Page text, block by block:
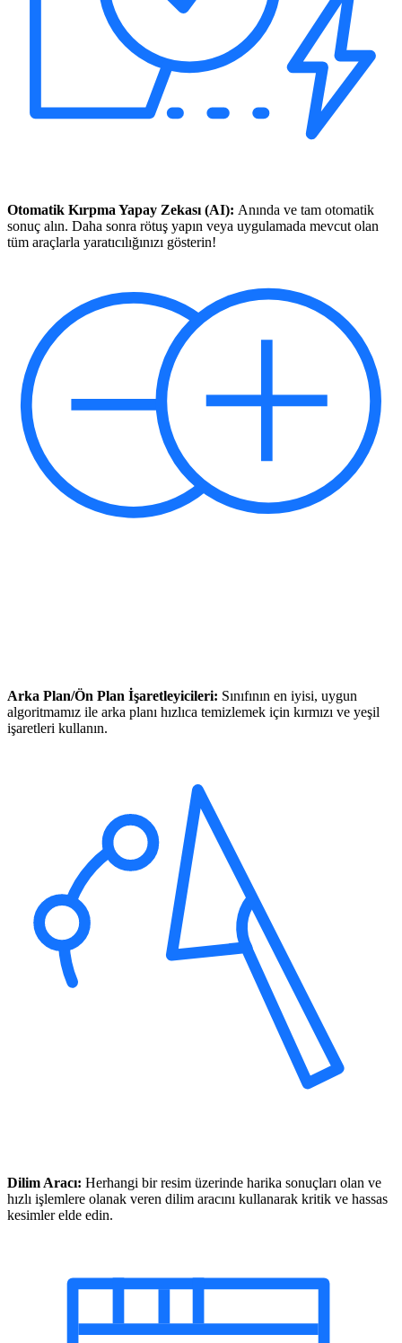
Otomatik Kırpma Yapay Zekası (AI): Anında ve tam otomatik
sonuç alın. Daha sonra rötuş yapın veya uygulamada mevcut olan
tüm araçlarla yaratıcılığınızı gösterin!
Arka Plan/Ön Plan İşaretleyicileri: Sınıfının en iyisi, uygun
algoritmamız ile arka planı hızlıca temizlemek için kırmızı ve yeşil
işaretleri kullanın.
Dilim Aracı: Herhangi bir resim üzerinde harika sonuçları olan ve
hızlı işlemlere olanak veren dilim aracını kullanarak kritik ve hassas
kesimler elde edin.